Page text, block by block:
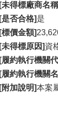
[未得標廠商名
[是否合格]是
[標價金額]
[未得標原因]資
[履約執行機關
[履約執行機關
[附加說明]本案